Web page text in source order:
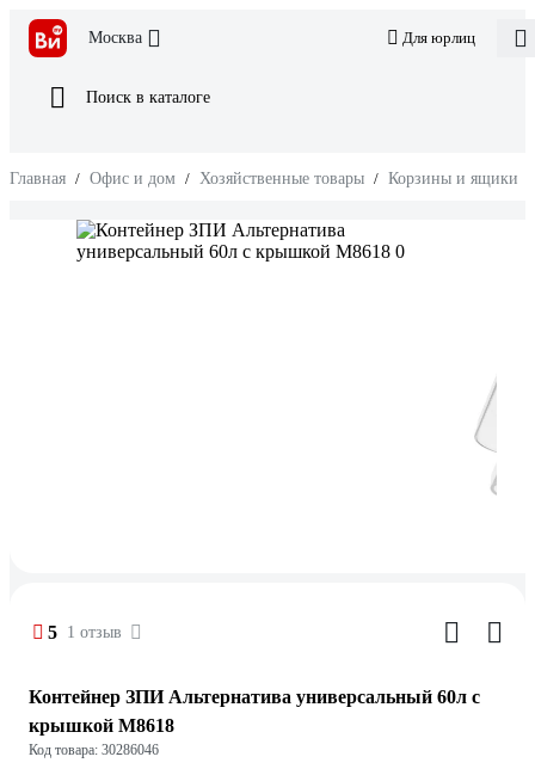
Москва Для юрлиц
Поиск в каталоге
Главная / Офис и дом / Хозяйственные товары / Корзины и ящики
5 1 отзыв
Контейнер ЗПИ Альтернатива универсальный 60л с
крышкой М8618
Код товара: 30286046